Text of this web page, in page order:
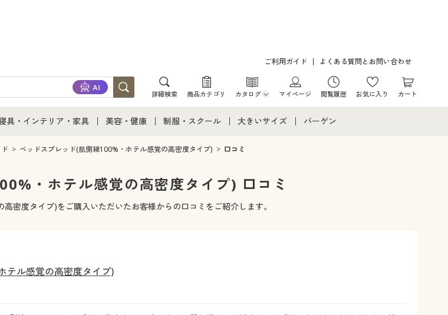
ご利用ガイド よくある質問とお問い合わせ
詳細検索 商品カテゴリ カタログ
カタログ・チラシからのご注文
マイページ 閲覧履歴 お気に入り カート
日用品
具・インテリア・家具
具・インテリア・家具通販すべて
具・ベッド
美容・健康
美容・健康通販すべて
美容・健康・サプリメント
制服・スクール
制服・スクールすべて
制服・学生服
ジュニア・ティーンズ下着
大きいサイズ
大きいサイズ通販すべて
大きいサイズ レディース服
大きいサイズ レディース下着
バーゲン
ベッドスプレッド(肌側綿100%・ホテル感覚の高密度タイプ) 口コミ
・ホテル感覚の高密度タイプ) 口コミ
密度タイプ)をご購入いただいたお客様からの口コミをご紹介します。
テル感覚の高密度タイプ)